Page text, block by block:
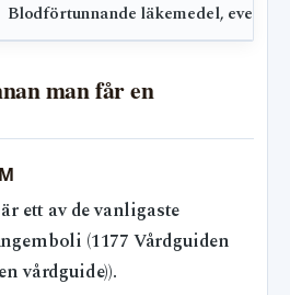
Blodförtunnande läkemedel,
man får en
ett av de vanligaste
(1177 Vårdguiden
vårdguide)).